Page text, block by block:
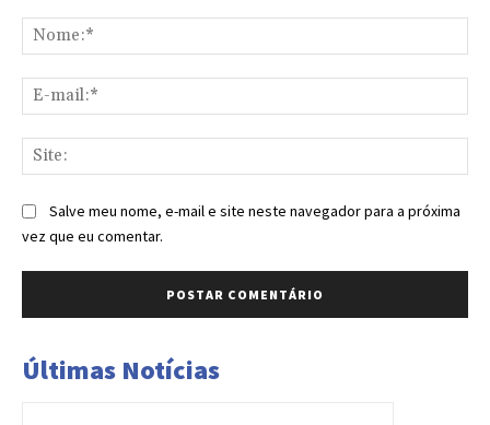
Salve meu nome, e-mail e site neste navegador para a próxima
vez que eu comentar.
Últimas Notícias